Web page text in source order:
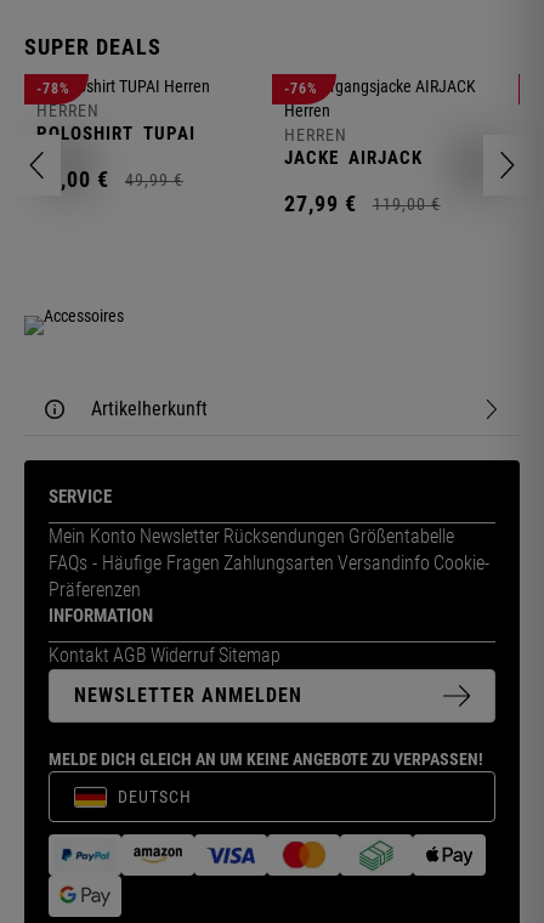
SUPER DEALS
-78%
HERREN
POLOSHIRT TUPAI
11,00 € 49,99 €
-76%
HERREN
JACKE AIRJACK
27,99 € 119,00 €
Artikelherkunft
SERVICE
Mein Konto Newsletter Rücksendungen Größentabelle
FAQs - Häufige Fragen Zahlungsarten Versandinfo Cookie-
Präferenzen
INFORMATION
Kontakt AGB Widerruf Sitemap
NEWSLETTER ANMELDEN
MELDE DICH GLEICH AN UM KEINE ANGEBOTE ZU VERPASSEN!
DEUTSCH